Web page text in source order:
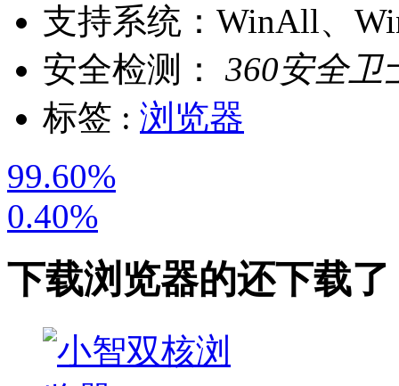
支持系统： WinAll、
安全检测：
360安全卫
标签 : 浏览器
99.60%
0.40%
下载浏览器的还下载了